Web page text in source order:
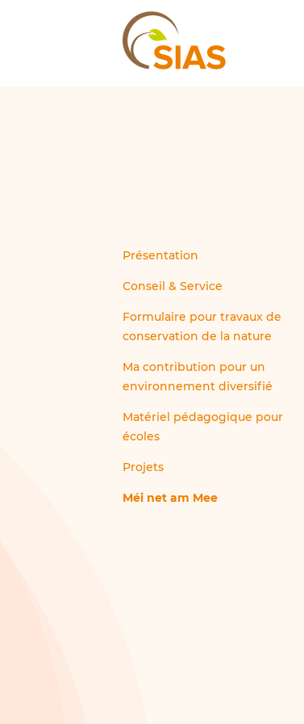
Présentation
Conseil & Service
Formulaire pour travaux de
conservation de la nature
Ma contribution pour un
environnement diversifié
Matériel pédagogique pour
écoles
Projets
Méi net am Mee